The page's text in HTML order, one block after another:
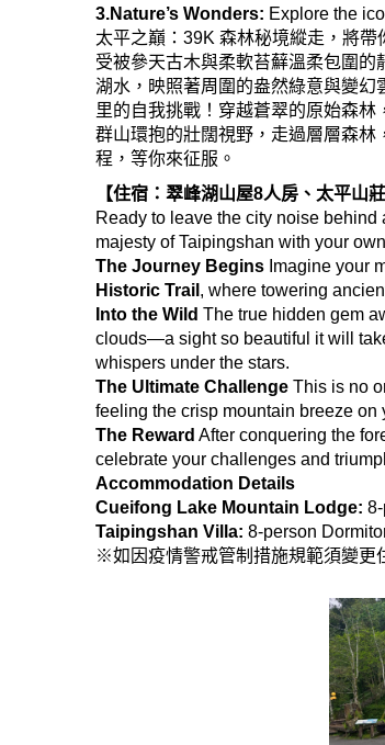
3.Nature’s Wonders: Explore the
太平之巔：39K 森林秘境縱走，將帶
受被參天古木與柔軟苔蘚溫柔包圍
湖水，映照著周圍的盎然綠意與變
里的自我挑戰！ 穿越蒼翠的原始森林
群山環抱的壯闊視野，走過層層森
程，等你來征服。
【住宿：翠峰湖山屋8人房、太平山莊
Ready to leave the city noise
majesty of Taipingshan with your
The Journey Begins Imagine your
Historic Trail , where towering
Into the Wild The true hidden gem
clouds—a sight so beautiful it will
whispers under the stars.
The Ultimate Challenge This is no
feeling the crisp mountain breeze
The Reward After conquering the
celebrate your challenges and
Accommodation Details
Cueifong Lake Mountain Lodge:
Taipingshan Villa: 8-person
※如因疫情警戒管制措施規範須變更